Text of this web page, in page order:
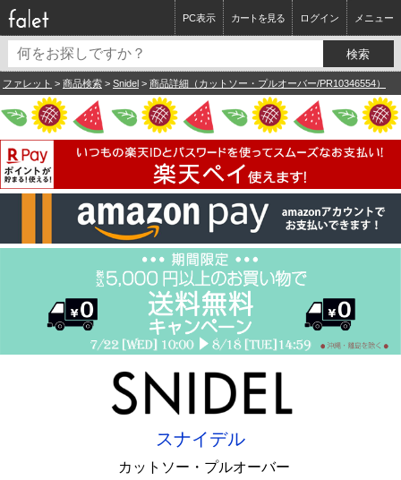
ログイン メニュー
カートを見る
PC表示
ファレット > 商品検索 > Snidel > 商品詳細（カットソー・プルオーバー/PR10346554）
スナイデル
カットソー・プルオーバー